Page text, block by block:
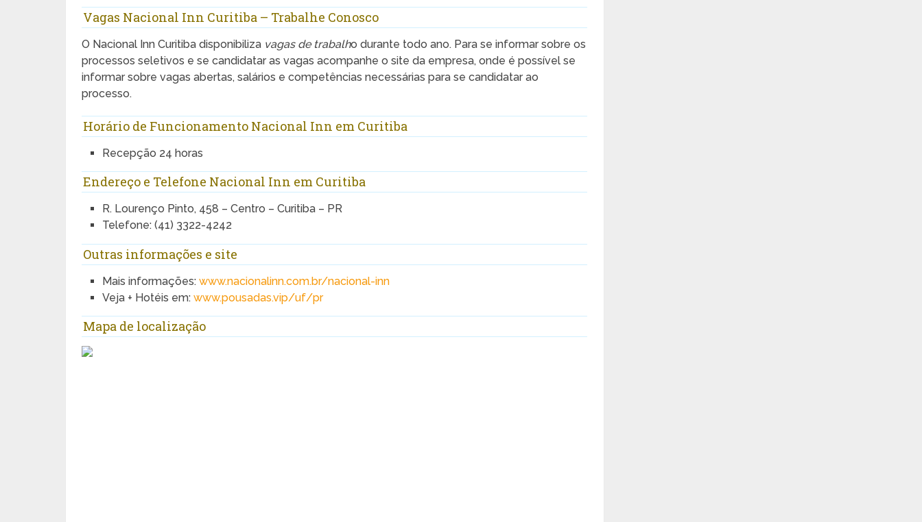
Vagas Nacional Inn Curitiba – Trabalhe Conosco
O Nacional Inn Curitiba disponibiliza vagas de trabalho durante todo ano. Para se informar sobre os
processos seletivos e se candidatar as vagas acompanhe o site da empresa, onde é possível se
informar sobre vagas abertas, salários e competências necessárias para se candidatar ao
processo.
Horário de Funcionamento Nacional Inn em Curitiba
Recepção 24 horas
Endereço e Telefone Nacional Inn em Curitiba
R. Lourenço Pinto, 458 – Centro – Curitiba – PR
Telefone: (41) 3322-4242
Outras informações e site
Mais informações:www.nacionalinn.com.br/nacional-inn
Veja + Hotéis em:www.pousadas.vip/uf/pr
Mapa de localização